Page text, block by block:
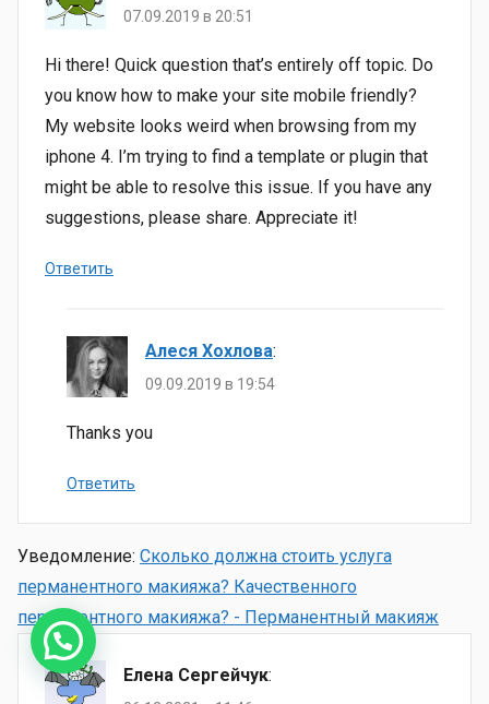
07.09.2019 в 20:51
Hi there! Quick question that’s entirely off topic. Do
you know how to make your site mobile friendly?
My website looks weird when browsing from my
iphone 4. I’m trying to find a template or plugin that
might be able to resolve this issue. If you have any
suggestions, please share. Appreciate it!
Ответить
Алеся Хохлова:
09.09.2019 в 19:54
Thanks you
Ответить
Уведомление: Сколько должна стоить услуга
перманентного макияжа? Качественного
перманентного макияжа? - Перманентный макияж
Елена Сергейчук: